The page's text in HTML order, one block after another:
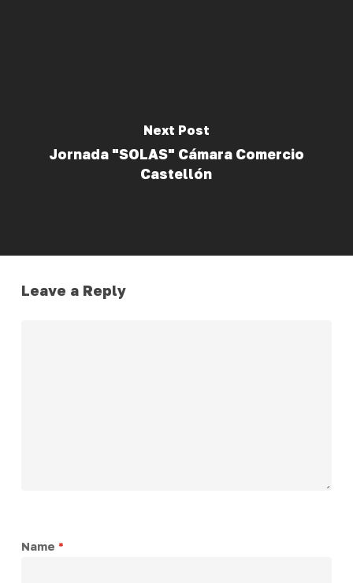
Next Post
Jornada "SOLAS" Cámara Comercio
Castellón
Leave a Reply
Name *